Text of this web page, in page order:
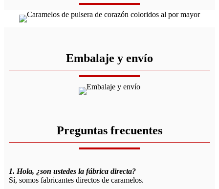
Embalaje y envío
Preguntas frecuentes
1. Hola, ¿son ustedes la fábrica directa?
Sí, somos fabricantes directos de caramelos.